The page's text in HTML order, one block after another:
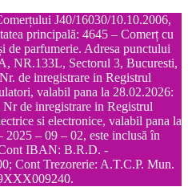
J40/16030/10.10.2006,
principală: 4645 – Comerț cu
de parfumerie. Adresa punctului
NR.133L, Sectorul 3, Bucuresti,
de inregistrare in Registrul
valabil pana la 28.02.2026:
de inregistrare in Registrul
si electronice, valabil pana la
– 09 – 02, este inclusă în
IBAN: B.R.D. -
Cont Trezorerie: A.T.C.P. Mun.